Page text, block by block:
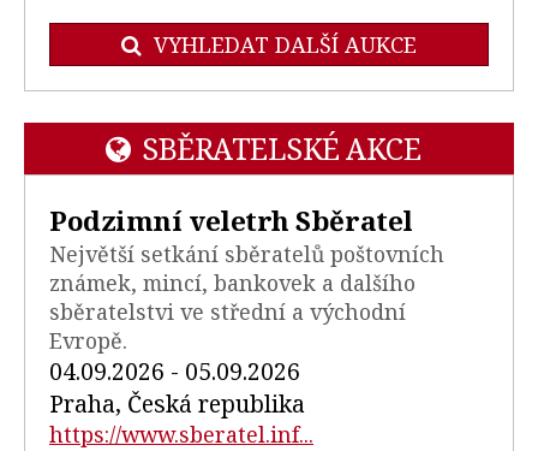
VYHLEDAT DALŠÍ AUKCE
SBĚRATELSKÉ AKCE
Podzimní veletrh Sběratel
Největší setkání sběratelů poštovních
známek, mincí, bankovek a dalšího
sběratelstvi ve střední a východní
Evropě.
04.09.2026 - 05.09.2026
Praha, Česká republika
https://www.sberatel.inf...